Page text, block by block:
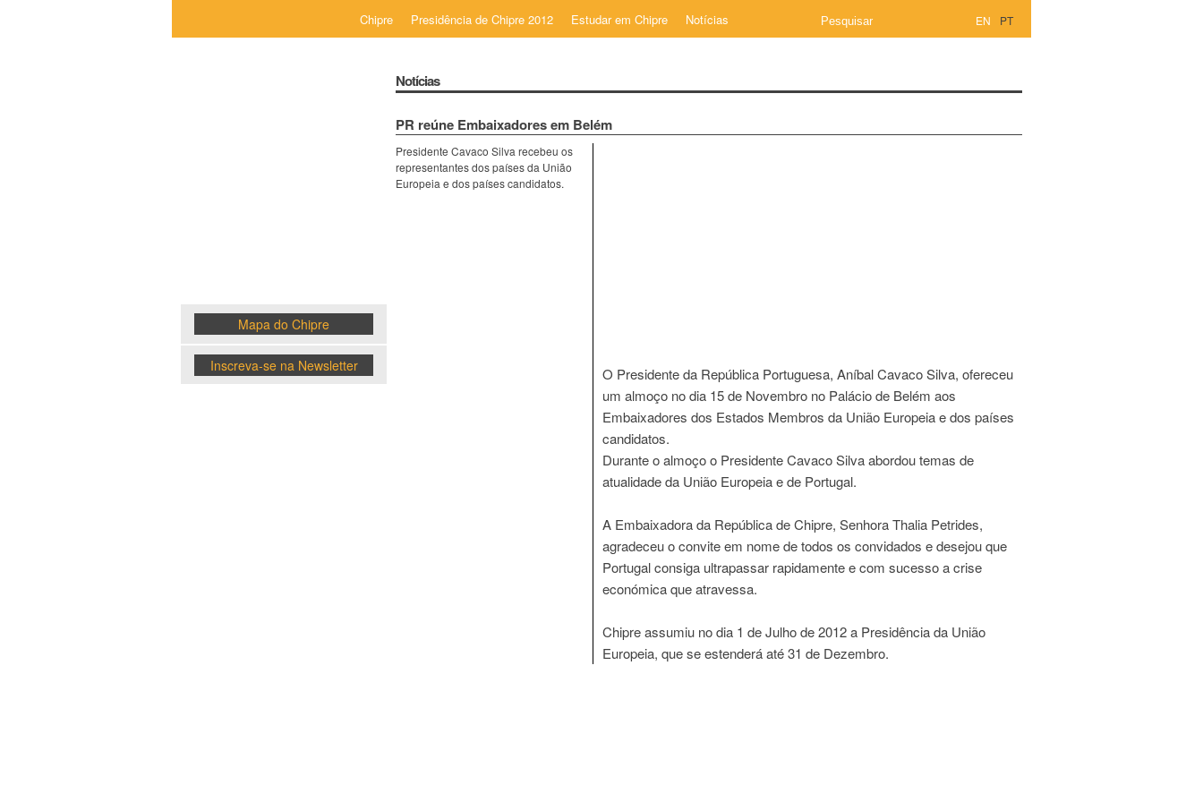
EN PT
Chipre Presidência de Chipre 2012 Estudar em Chipre Notícias
Mapa do Chipre
Inscreva-se na Newsletter
Notícias
PR reúne Embaixadores em Belém
Presidente Cavaco Silva recebeu os
representantes dos países da União
Europeia e dos países candidatos.
O Presidente da República Portuguesa, Aníbal Cavaco Silva, ofereceu
um almoço no dia 15 de Novembro no Palácio de Belém aos
Embaixadores dos Estados Membros da União Europeia e dos países
candidatos.
Durante o almoço o Presidente Cavaco Silva abordou temas de
atualidade da União Europeia e de Portugal.
A Embaixadora da República de Chipre, Senhora Thalia Petrides,
agradeceu o convite em nome de todos os convidados e desejou que
Portugal consiga ultrapassar rapidamente e com sucesso a crise
económica que atravessa.
Chipre assumiu no dia 1 de Julho de 2012 a Presidência da União
Europeia, que se estenderá até 31 de Dezembro.